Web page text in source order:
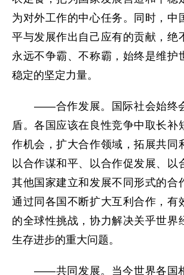
为对外工作的中心任务。同时，中
平与发展作出自己应有的贡献，绝
永远不争霸、不称霸，始终是维护
稳定的坚定力量。
——合作发展。国际社会始终
盾。各国应该在良性竞争中取长补
作机会，扩大合作领域，拓展共同
以合作谋和平、以合作促发展、以
其他国家建立和发展不同形式的合
通过同各国不断扩大互利合作，有
的全球性挑战，协力解决关乎世界
生存进步的重大问题。
——共同发展。当今世界各国